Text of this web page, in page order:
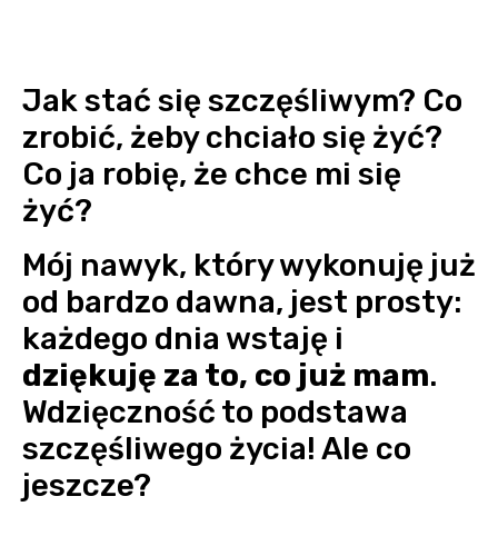
Jak stać się szczęśliwym? Co
zrobić, żeby chciało się żyć?
Co ja robię, że chce mi się
żyć?
Mój nawyk, który wykonuję już
od bardzo dawna, jest prosty:
każdego dnia wstaję i
dziękuję za to, co już mam.
Wdzięczność to podstawa
szczęśliwego życia! Ale co
jeszcze?